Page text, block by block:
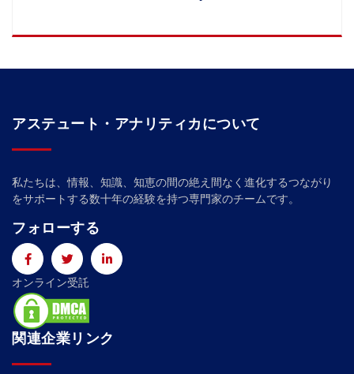
アステュート・アナリティカについて
私たちは、情報、知識、知恵の間の絶え間なく進化するつながり
をサポートする数十年の経験を持つ専門家のチームです。
フォローする
オンライン受託
関連企業リンク